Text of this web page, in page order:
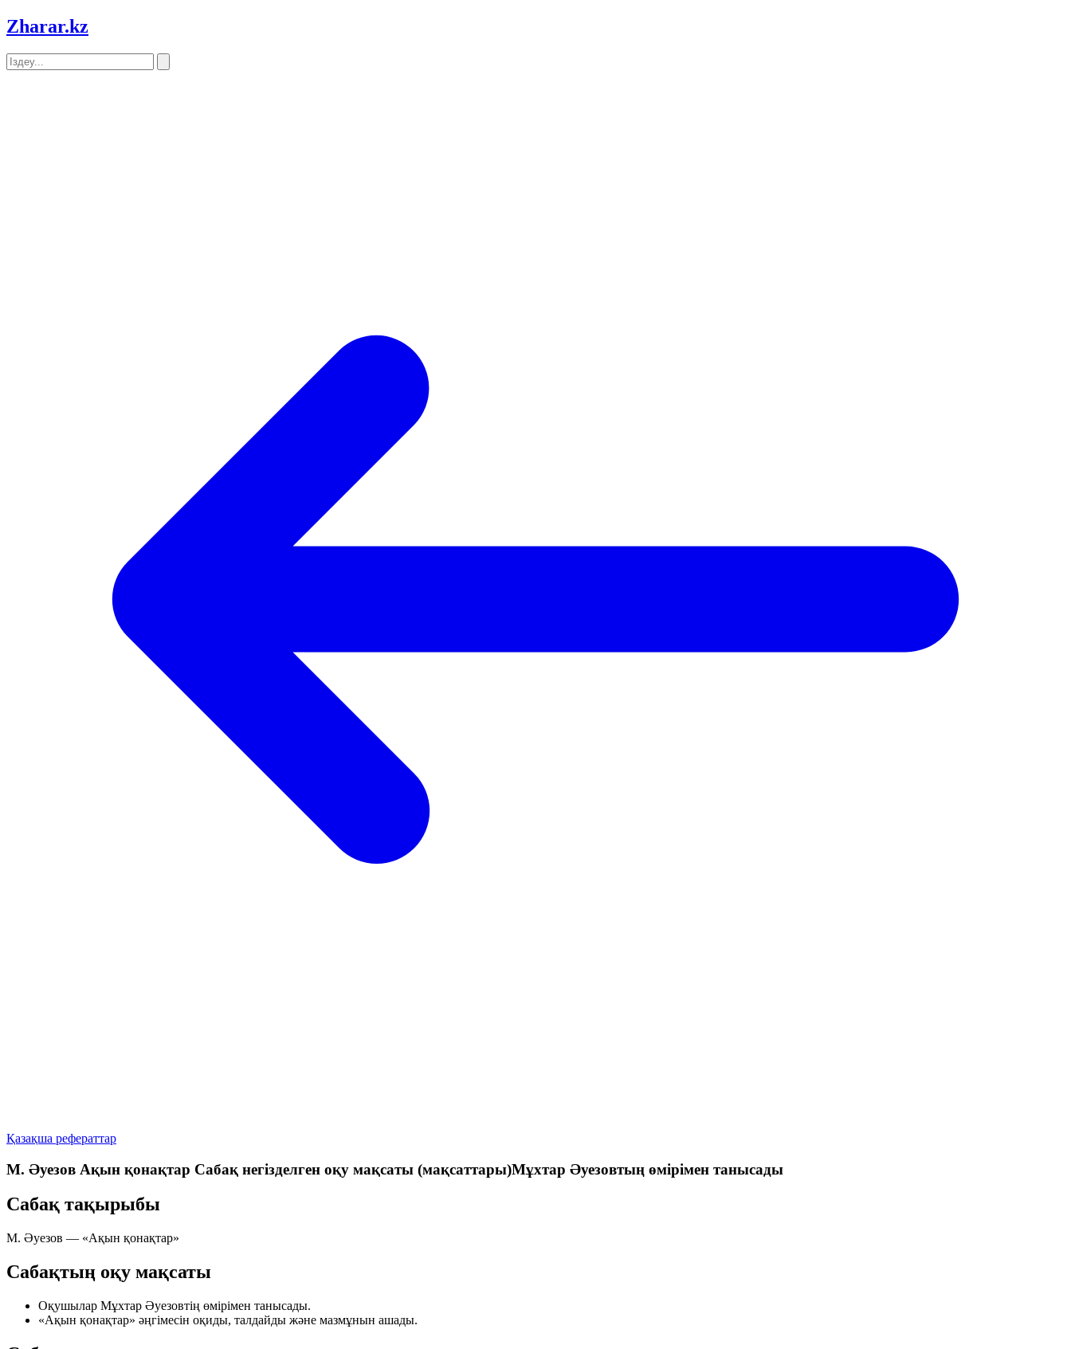
Zharar.kz
Қазақша рефераттар
М. Әуезов Ақын қонақтар Сабақ негізделген оқу мақсаты (мақсаттары)Мұхтар Әуезовтың өмірімен танысады
Сабақ тақырыбы
М. Әуезов — «Ақын қонақтар»
Сабақтың оқу мақсаты
Оқушылар Мұхтар Әуезовтің өмірімен танысады.
«Ақын қонақтар» әңгімесін оқиды, талдайды және мазмұнын ашады.